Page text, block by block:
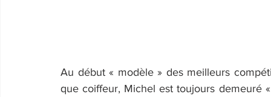
Au début « modèle » des meilleurs
que coiffeur, Michel est toujours demeuré